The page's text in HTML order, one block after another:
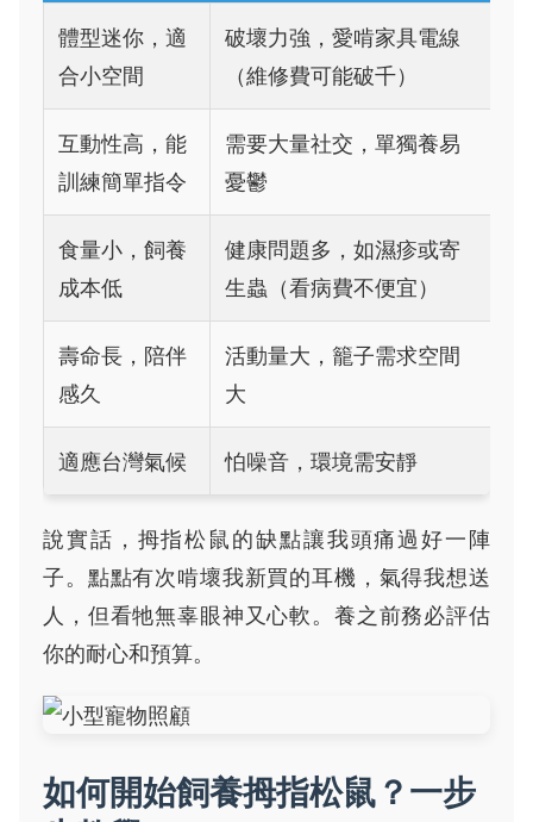
體型迷你，適
合小空間
破壞力強，愛啃家具電線
（維修費可能破千）
互動性高，能
訓練簡單指令
需要大量社交，單獨養易
憂鬱
食量小，飼養
成本低
健康問題多，如濕疹或寄
生蟲（看病費不便宜）
壽命長，陪伴
感久
活動量大，籠子需求空間
大
適應台灣氣候 怕噪音，環境需安靜
說實話，拇指松鼠的缺點讓我頭痛過好一陣
子。點點有次啃壞我新買的耳機，氣得我想送
人，但看牠無辜眼神又心軟。養之前務必評估
你的耐心和預算。
如何開始飼養拇指松鼠？一步